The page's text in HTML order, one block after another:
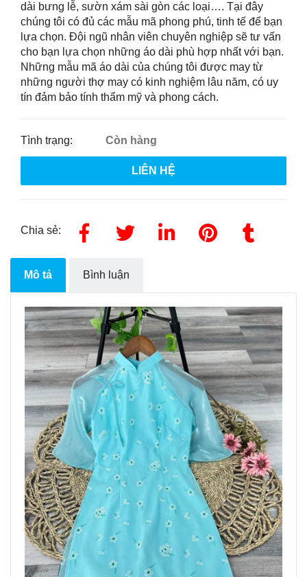
dài bưng lễ, sườn xám sài gòn các loại…. Tại đây
chúng tôi có đủ các mẫu mã phong phú, tinh tế để bạn
lựa chọn. Đội ngũ nhân viên chuyên nghiệp sẽ tư vấn
cho bạn lựa chọn những áo dài phù hợp nhất với bạn.
Những mẫu mã áo dài của chúng tôi được may từ
những người thợ may có kinh nghiệm lâu năm, có uy
tín đảm bảo tính thẩm mỹ và phong cách.
Tình trạng: Còn hàng
LIÊN HỆ
Chia sẻ:
Mô tả Bình luận